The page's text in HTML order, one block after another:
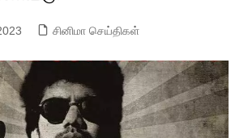
சினிமா செய்திகள்